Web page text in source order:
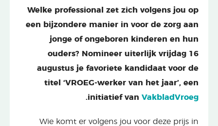
Welke professional zet zich volgens jou op
een bijzondere manier in voor de zorg aan
jonge of ongeboren kinderen en hun
ouders? Nomineer uiterlijk vrijdag 16
augustus je favoriete kandidaat voor de
titel ‘VROEG-werker van het jaar’, een
initiatief van VakbladVroeg
.
Wie komt er volgens jou voor deze prijs in